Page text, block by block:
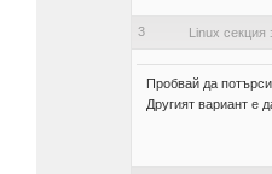
3 Linux секция
Пробвай да
Другият вариант е